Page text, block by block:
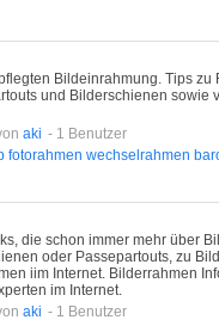
Bildeinrahmung. Tips
und Bilderschienen sowie
aki - 1 Benutzer
fotorahmen wechselrahmen
die schon immer mehr über
oder Passepartouts, zu
iim Internet. Bilderrahmen
im Internet.
aki - 1 Benutzer